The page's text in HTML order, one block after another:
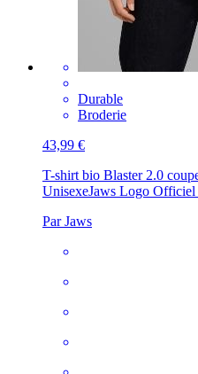
Durable
Broderie
43,99 €
T-shirt bio Blaster 2.0
UnisexeJaws Logo
Par Jaws